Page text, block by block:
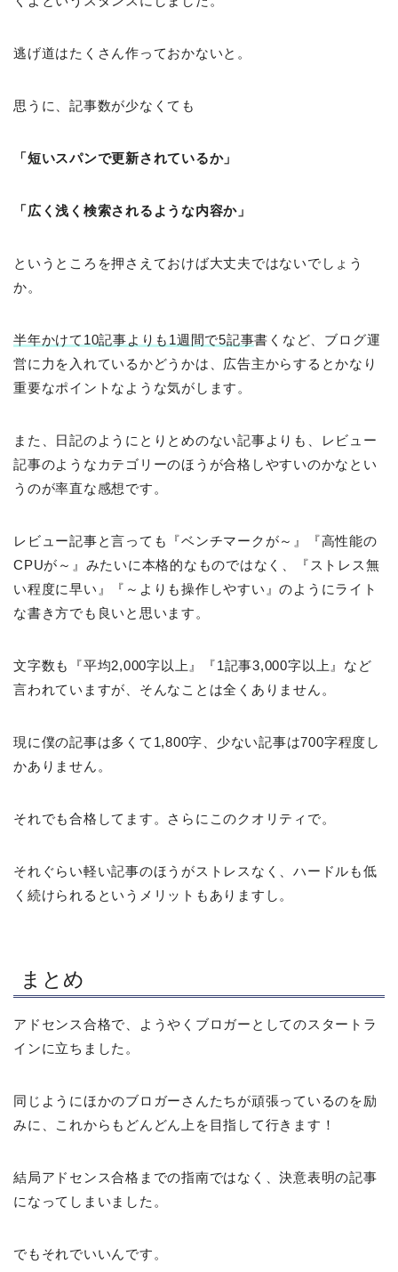
逃げ道はたくさん作っておかないと。
思うに、記事数が少なくても
「短いスパンで更新されているか」
「広く浅く検索されるような内容か」
というところを押さえておけば大丈夫ではないでしょう
か。
半年かけて10記事よりも1週間で5記事書くなど、ブログ運
営に力を入れているかどうかは、広告主からするとかなり
重要なポイントなような気がします。
また、日記のようにとりとめのない記事よりも、レビュー
記事のようなカテゴリーのほうが合格しやすいのかなとい
うのが率直な感想です。
レビュー記事と言っても『ベンチマークが～』『高性能の
CPUが～』みたいに本格的なものではなく、『ストレス無
い程度に早い』『～よりも操作しやすい』のようにライト
な書き方でも良いと思います。
文字数も『平均2,000字以上』『1記事3,000字以上』など
言われていますが、そんなことは全くありません。
現に僕の記事は多くて1,800字、少ない記事は700字程度し
かありません 。
それでも合格してます。さらにこのクオリティで。
それぐらい軽い記事のほうがストレスなく、ハードルも低
く続けられるというメリットもありますし。
まとめ
アドセンス合格で、ようやくブロガーとしてのスタートラ
インに立ちました。
同じようにほかのブロガーさんたちが頑張っているのを励
みに、これからもどんどん上を目指して行きます！
結局アドセンス合格までの指南ではなく、決意表明の記事
になってしまいました。
でもそれでいいんです。